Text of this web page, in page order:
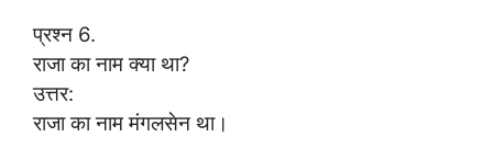
प्रश्न 6.
राजा का नाम क्या था?
उत्तर:
राजा का नाम मंगलसेन था।